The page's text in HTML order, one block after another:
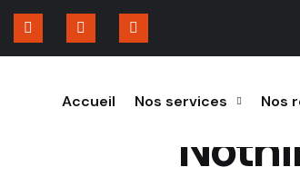
Accueil Nos services Nos